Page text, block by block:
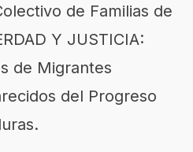
de Familias de
Y JUSTICIA:
de Migrantes
del Progreso